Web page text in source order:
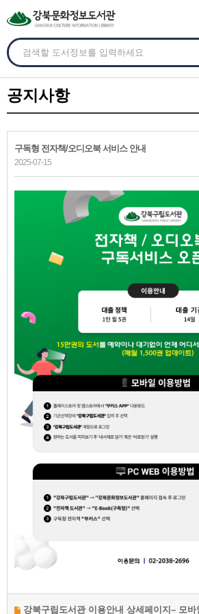
공지사항
구독형 전자책/오디오북 서비스 안내
2025-07-15
강북구립도서관 이용안내 상세페이지– 모